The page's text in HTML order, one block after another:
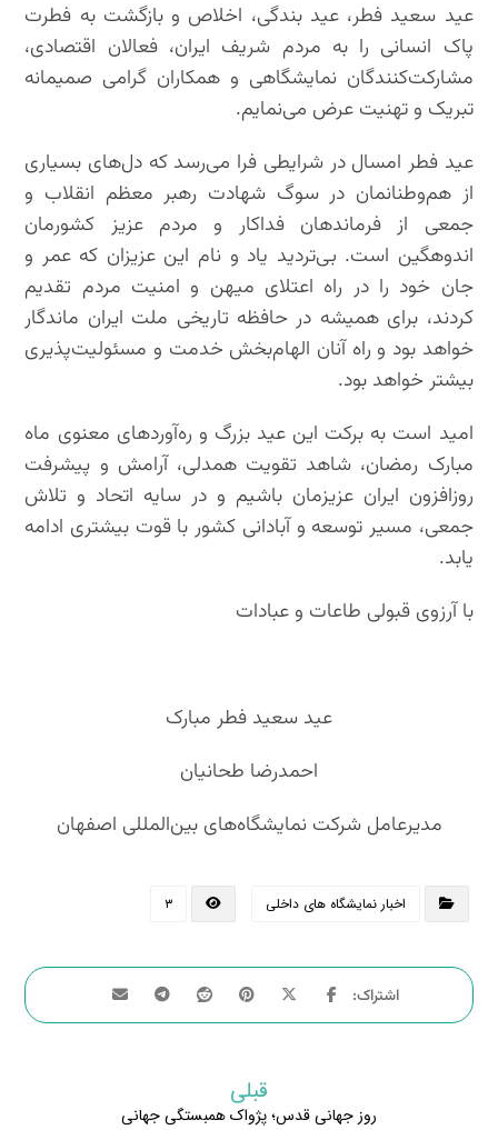
عید سعید فطر، عید بندگی، اخلاص و بازگشت به فطرت
پاک انسانی را به مردم شریف ایران، فعالان اقتصادی،
مشارکت‌کنندگان نمایشگاهی و همکاران گرامی صمیمانه
تبریک و تهنیت عرض می‌نمایم.
عید فطر امسال در شرایطی فرا می‌رسد که دل‌های بسیاری
از هم‌وطنانمان در سوگ شهادت رهبر معظم انقلاب و
جمعی از فرماندهان فداکار و مردم عزیز کشورمان
اندوهگین است. بی‌تردید یاد و نام این عزیزان که عمر و
جان خود را در راه اعتلای میهن و امنیت مردم تقدیم
کردند، برای همیشه در حافظه تاریخی ملت ایران ماندگار
خواهد بود و راه آنان الهام‌بخش خدمت و مسئولیت‌پذیری
بیشتر خواهد بود.
امید است به برکت این عید بزرگ و ره‌آوردهای معنوی ماه
مبارک رمضان، شاهد تقویت همدلی، آرامش و پیشرفت
روزافزون ایران عزیزمان باشیم و در سایه اتحاد و تلاش
جمعی، مسیر توسعه و آبادانی کشور با قوت بیشتری ادامه
یابد.
با آرزوی قبولی طاعات و عبادات
عید سعید فطر مبارک
احمدرضا طحانیان
مدیرعامل شرکت نمایشگاه‌های بین‌المللی اصفهان
اخبار نمایشگاه های داخلی ۳
قبلی
روز جهانی قدس؛ پژواک همبستگی جهانی